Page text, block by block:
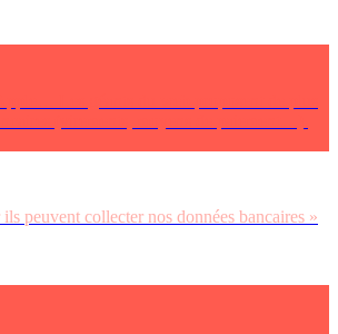
peuvent collecter nos données bancaires »